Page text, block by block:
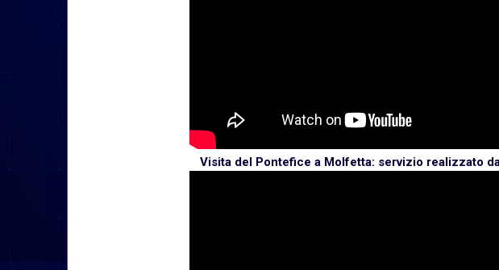
Visita del Pontefice a Molfetta: servizio realizzato